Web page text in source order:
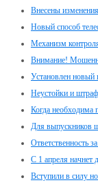
Внесены
Новый способ
Механизм
Внимание!
Установлен новый
Неустойки и
Когда необходима
Для выпускников
Ответственность
C 1 апреля начнет
Вступили в силу